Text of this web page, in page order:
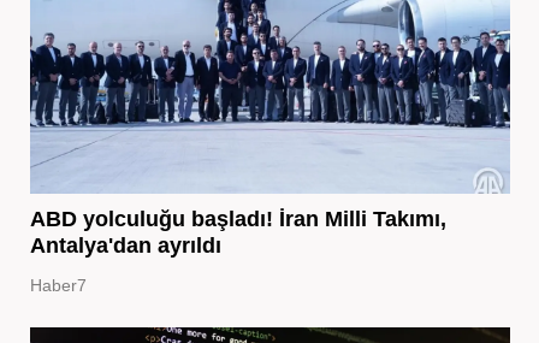
ABD yolculuğu başladı! İran Milli Takımı,
Antalya'dan ayrıldı
Haber7